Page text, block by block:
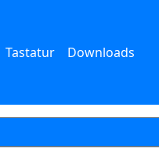
Tastatur Downloads